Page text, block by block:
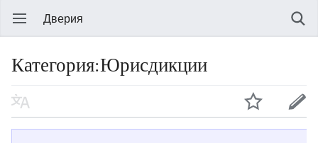
Дверия
Категория:Юрисдикции